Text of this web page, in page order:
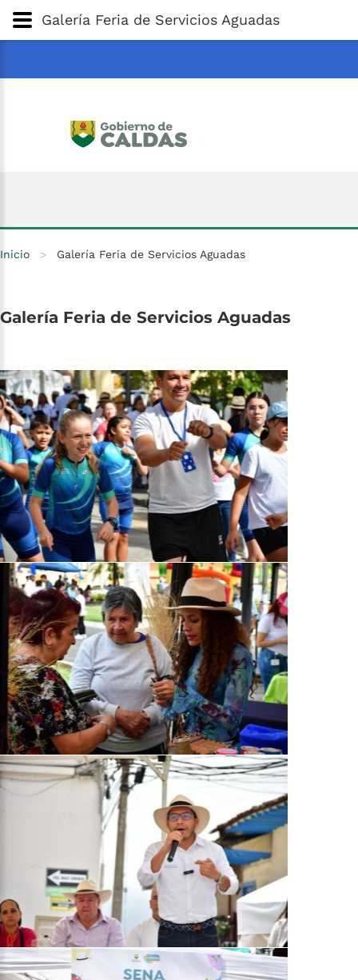
Gobernación de Caldas
Galería Feria de Servicios Aguadas
Inicio > Galería Feria de Servicios Aguadas
Galería Feria de Servicios Aguadas